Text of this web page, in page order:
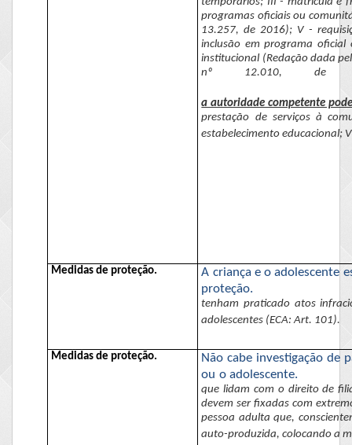
programas oficiais ou
13.257, de 2016); V -
inclusão em programa
institucional (Redação dada
nº 12.010, de
a autoridade competente
prestação de serviços à
estabelecimento educacional;
Medidas de proteção. A criança e o adolescente
proteção.
tenham praticado atos
adolescentes (ECA: Art. 101).
Medidas de proteção.
Não cabe investigação de
ou o adolescente.
que lidam com o direito de
devem ser fixadas com
pessoa adulta que,
auto-produzida, colocando a